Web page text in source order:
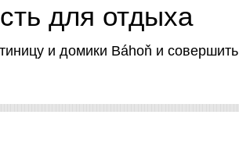
для отдыха
и домики Báhoň и совершить